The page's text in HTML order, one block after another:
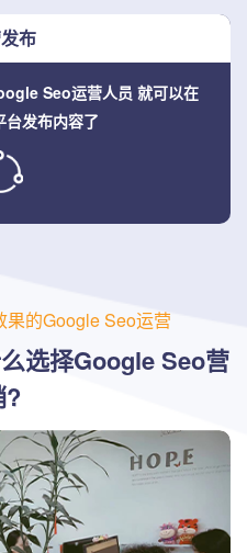
布
Seo运营人员 就可以在
发布内容了
果的Google Seo运营
选择Google Seo营
?